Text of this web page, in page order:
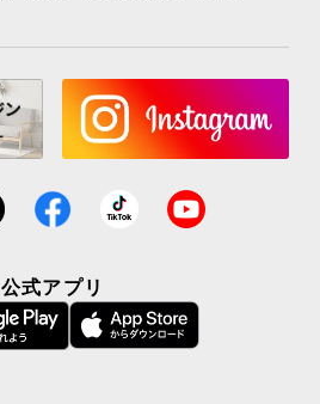
公式アプリ